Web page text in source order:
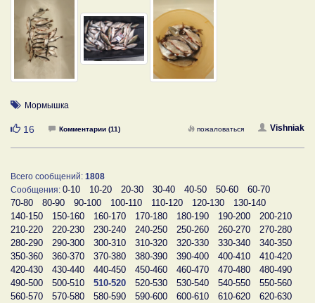
Мормышка
Нравится
16 Комментарии (11) Vishniak
пожаловаться
Всего сообщений: 1808
Сообщения: 0-10 10-20 20-30 30-40 40-50 50-60
60-70
70-80
80-90 90-100 100-110 110-120 120-130
130-140
140-150
150-160 160-170 170-180 180-190 190-200
200-210
210-220
220-230 230-240 240-250 250-260 260-270
270-280
280-290
290-300 300-310 310-320 320-330 330-340
340-350
350-360
360-370 370-380 380-390 390-400 400-410
410-420
420-430
430-440 440-450 450-460 460-470 470-480
480-490
490-500
500-510 510-520 520-530 530-540 540-550
550-560
560-570
570-580 580-590 590-600 600-610 610-620
620-630